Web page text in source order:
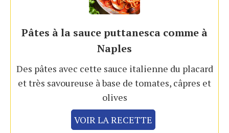
Pâtes à la sauce puttanesca comme à
Naples
Des pâtes avec cette sauce italienne du placard
et très savoureuse à base de tomates, câpres et
olives
VOIR LA RECETTE